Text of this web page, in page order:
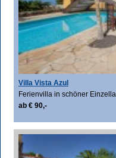
Villa Vista Azul
Ferienvilla in schöner
ab € 90,-